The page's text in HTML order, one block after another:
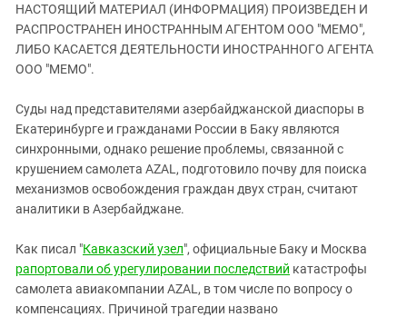
Нагорный Карабах
Ростовская область
СКФО
Ставропольский край
Южная Осетия
ЮФО
НАСТОЯЩИЙ МАТЕРИАЛ (ИНФОРМАЦИЯ) ПРОИЗВЕДЕН И
РАСПРОСТРАНЕН ИНОСТРАННЫМ АГЕНТОМ ООО "МЕМО",
ЛИБО КАСАЕТСЯ ДЕЯТЕЛЬНОСТИ ИНОСТРАННОГО АГЕНТА
ООО "МЕМО".
Суды над представителями азербайджанской диаспоры в
Екатеринбурге и гражданами России в Баку являются
синхронными, однако решение проблемы, связанной с
крушением самолета AZAL, подготовило почву для поиска
механизмов освобождения граждан двух стран, считают
аналитики в Азербайджане.
Как писал "Кавказский узел", официальные Баку и Москва
рапортовали об урегулировании последствий катастрофы
самолета авиакомпании AZAL, в том числе по вопросу о
компенсациях. Причиной трагедии названо